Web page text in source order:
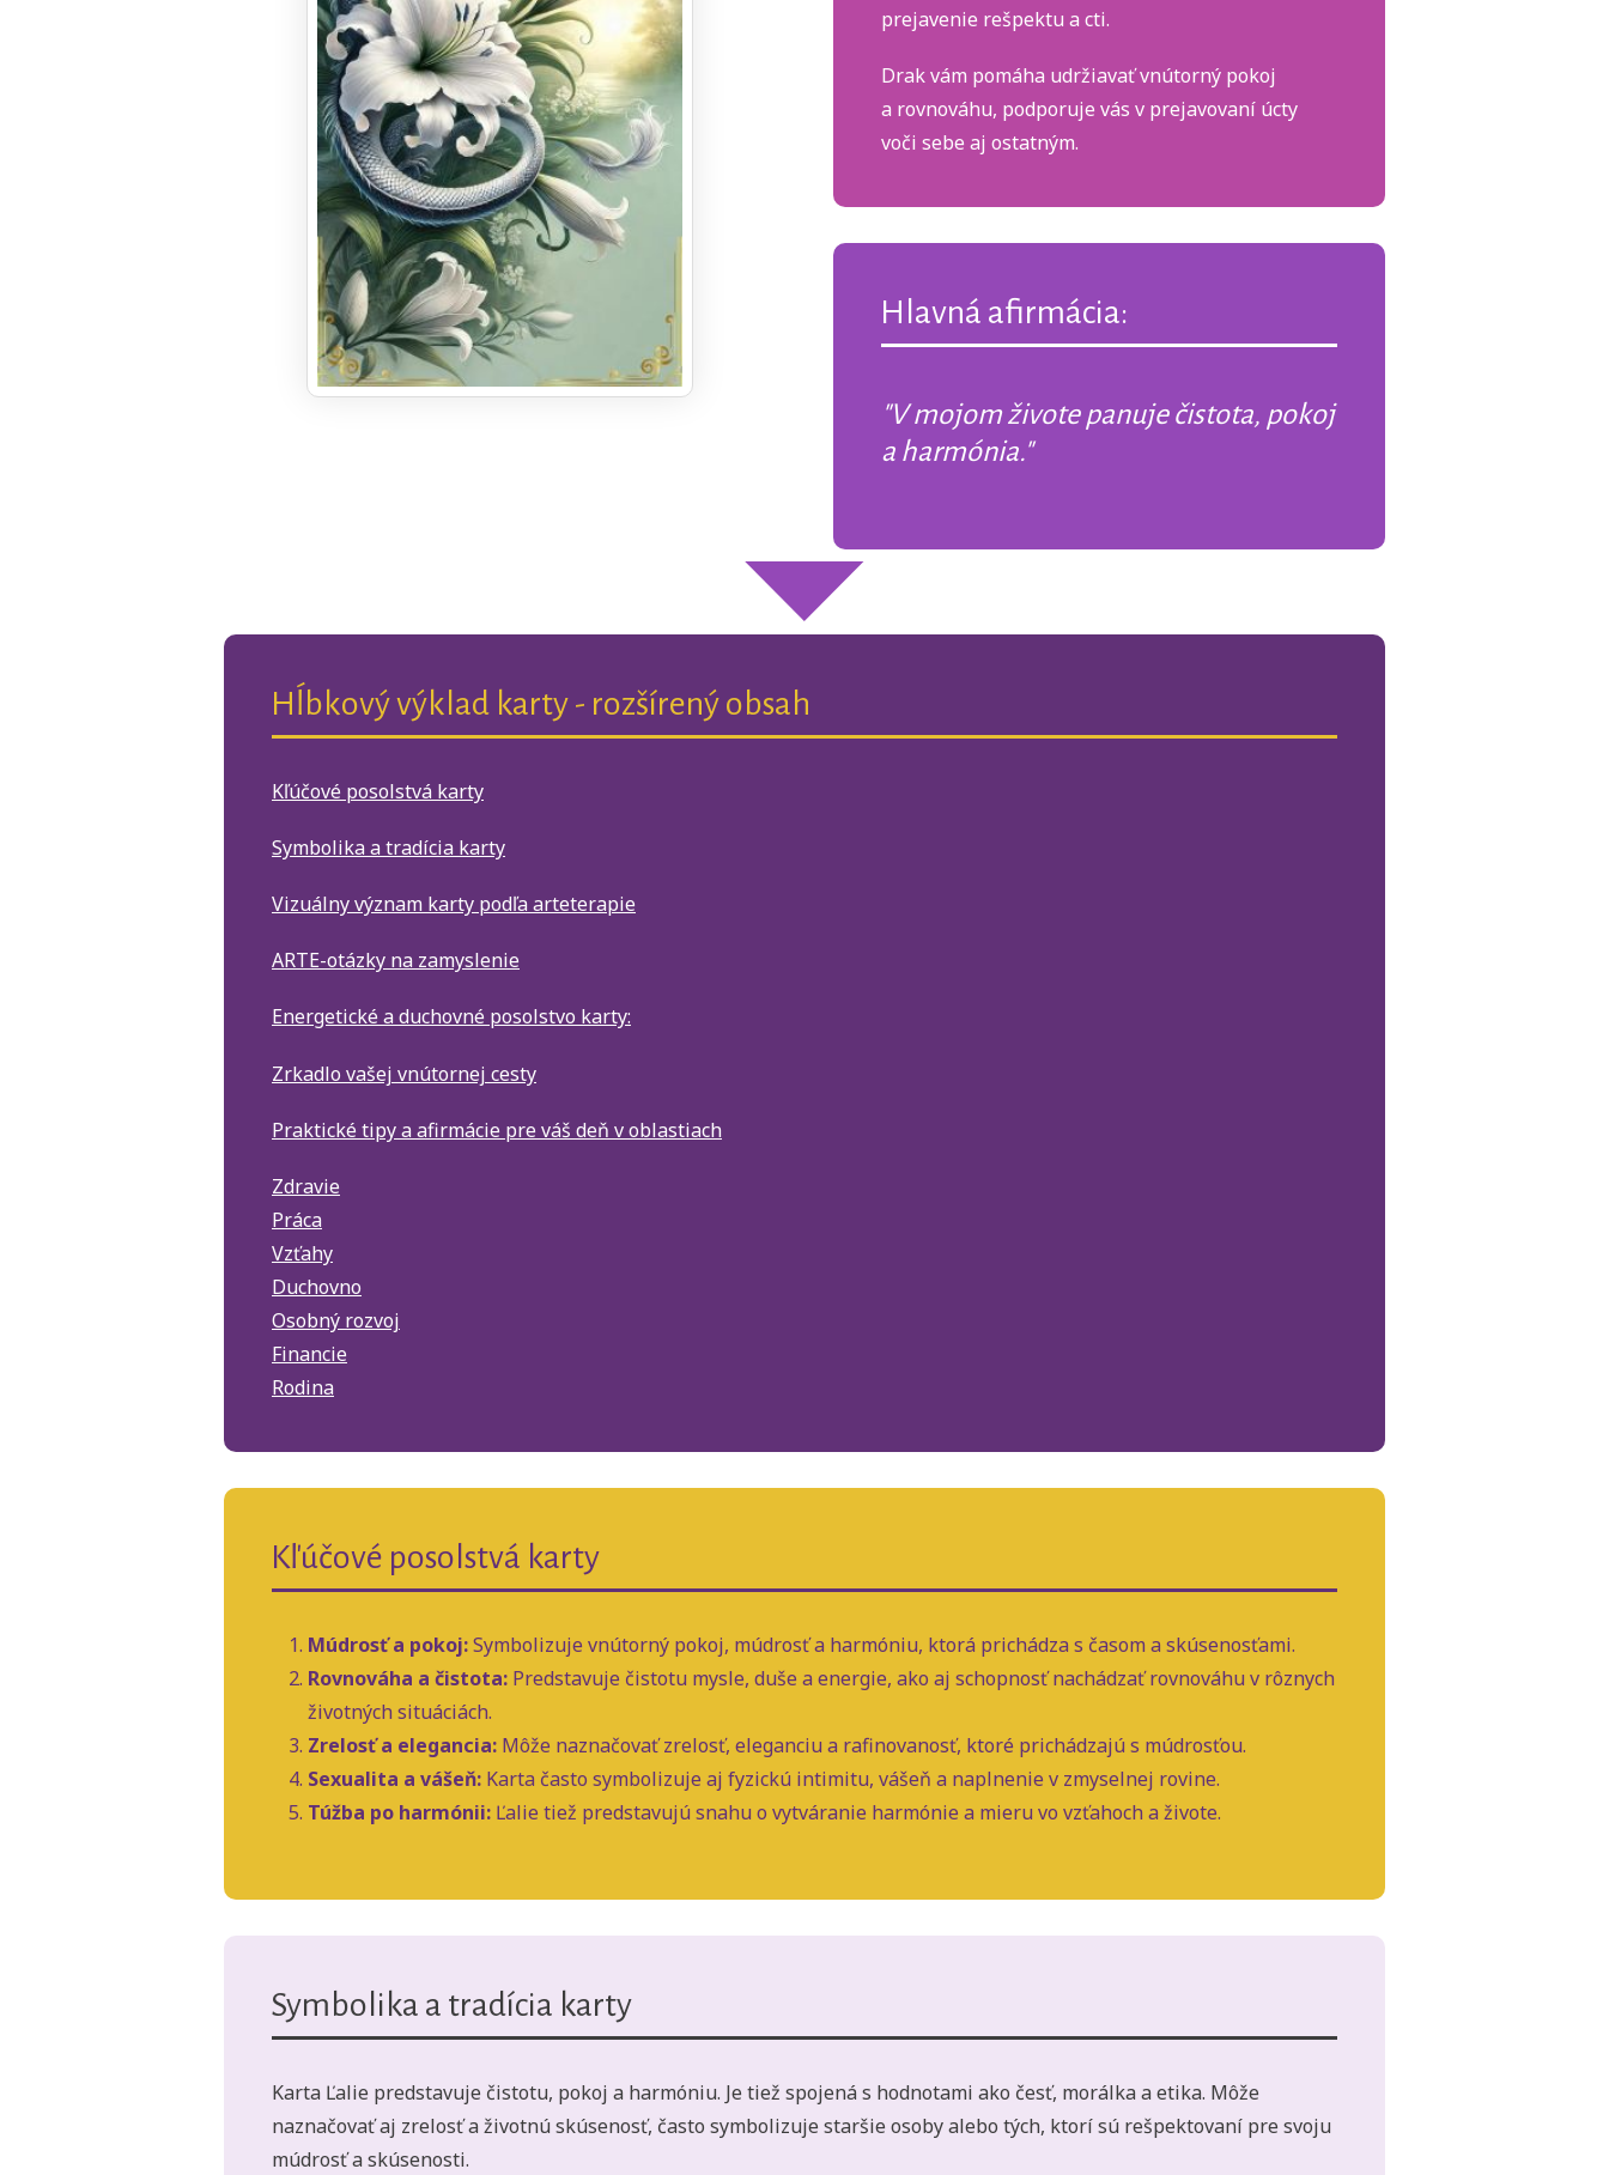
prejavenie rešpektu a cti.
Drak vám pomáha udržiavať vnútorný pokoj
a rovnováhu, podporuje vás v prejavovaní úcty
voči sebe aj ostatným.
Hlavná afirmácia:
"V mojom živote panuje čistota, pokoj
a harmónia."
Hĺbkový výklad karty - rozšírený obsah
Kľúčové posolstvá karty
Symbolika a tradícia karty
Vizuálny význam karty podľa arteterapie
ARTE-otázky na zamyslenie
Energetické a duchovné posolstvo karty:
Zrkadlo vašej vnútornej cesty
Praktické tipy a afirmácie pre váš deň v oblastiach
Zdravie
Práca
Vzťahy
Duchovno
Osobný rozvoj
Financie
Rodina
Kľúčové posolstvá karty
Múdrosť a pokoj:Symbolizuje vnútorný pokoj, múdrosť a harmóniu, ktorá prichádza s časom a skúsenosťami.
Rovnováha a čistota: Predstavuje čistotu mysle, duše a energie, ako aj schopnosť nachádzať rovnováhu v rôznych
životných situáciách.
Zrelosť a elegancia: Môže naznačovať zrelosť, eleganciu a rafinovanosť, ktoré prichádzajú s múdrosťou.
Sexualita a vášeň: Karta často symbolizuje aj fyzickú intimitu, vášeň a naplnenie v zmyselnej rovine.
Túžba po harmónii: Ľalie tiež predstavujú snahu o vytváranie harmónie a mieru vo vzťahoch a živote.
Symbolika a tradícia karty
Karta Ľalie predstavuje čistotu, pokoj a harmóniu. Je tiež spojená s hodnotami ako česť, morálka a etika. Môže
naznačovať aj zrelosť a životnú skúsenosť, často symbolizuje staršie osoby alebo tých, ktorí sú rešpektovaní pre svoju
múdrosť a skúsenosti.